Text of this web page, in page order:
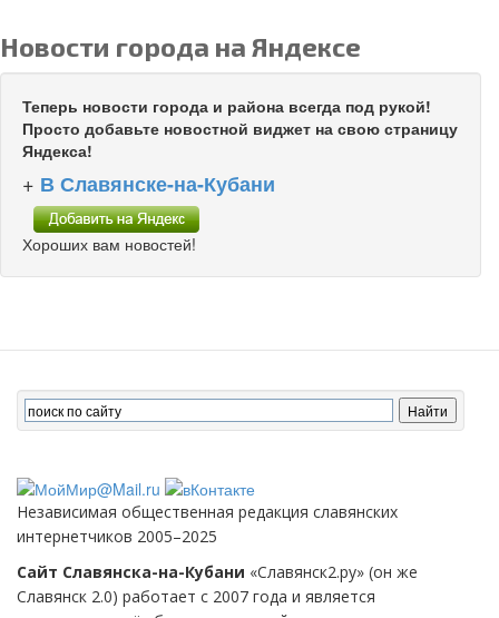
Новости города на Яндексе
Теперь новости города и района всегда под рукой!
Просто добавьте новостной виджет на свою страницу
Яндекса!
+ В Славянске-на-Кубани
Хороших вам новостей!
Независимая общественная редакция славянских
интернетчиков 2005–2025
Сайт Славянска-на-Кубани «Славянск2.ру» (он же
Славянск 2.0) работает с 2007 года и является